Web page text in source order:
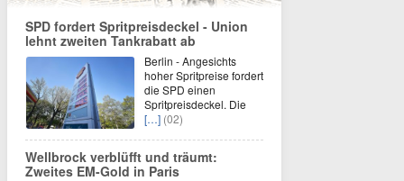
SPD fordert Spritpreisdeckel - Union
lehnt zweiten Tankrabatt ab
Berlin - Angesichts
hoher Spritpreise fordert
die SPD einen
Spritpreisdeckel. Die
[…] (02)
Wellbrock verblüfft und träumt:
Zweites EM-Gold in Paris